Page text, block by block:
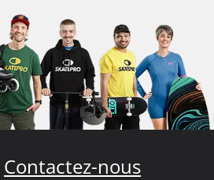
Contactez-nous